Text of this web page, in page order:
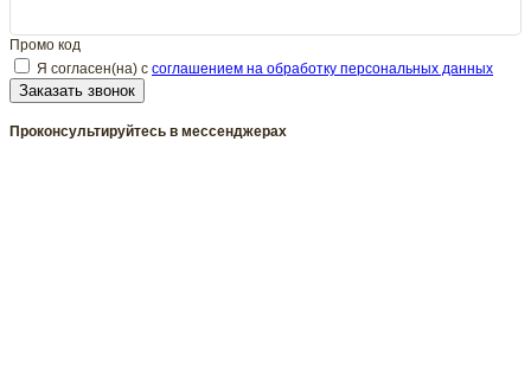
Промо код
Я согласен(на) с соглашением на обработку персональных данных
Заказать звонок
Проконсультируйтесь в мессенджерах